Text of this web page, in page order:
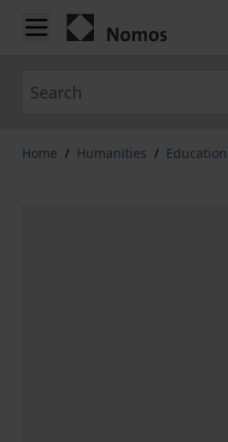
Skip to Content
Home / Humanities / Education